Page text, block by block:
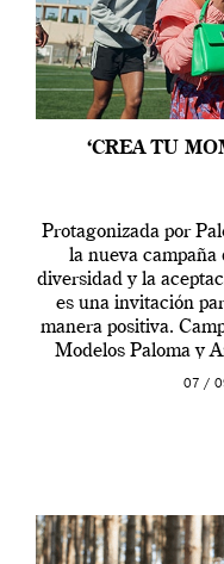
‘CREA TU
Protagonizada por
la nueva campaña
diversidad y la
es una invitación
manera positiva.
Modelos Paloma y
outfit, cada
07 /